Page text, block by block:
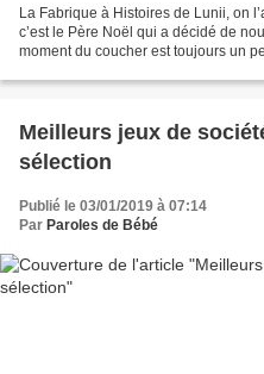
La Fabrique à Histoires de Lunii, on
c’est le Père Noël qui a décidé de
moment du coucher est toujours un
Meilleurs jeux de
sélection
Publié le 03/01/2019 à 07:14
Par Paroles de Bébé